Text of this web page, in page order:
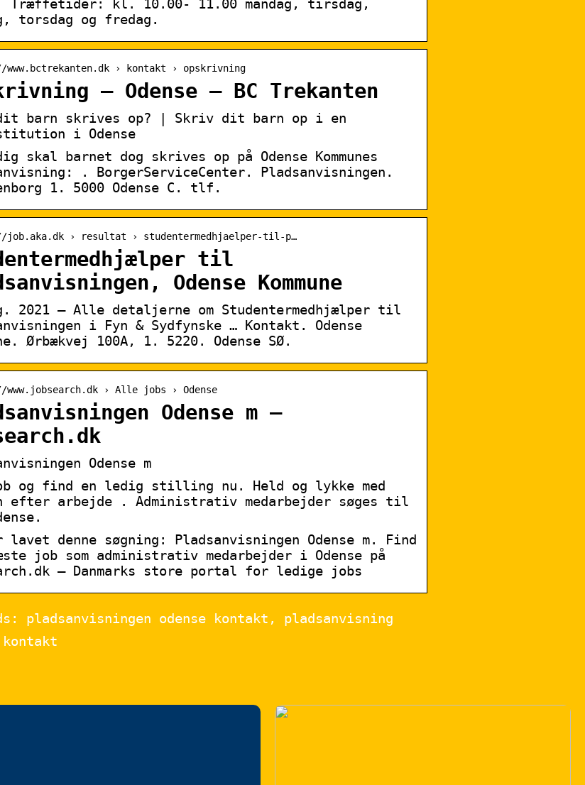
Træffetider: kl. 10.00- 11.00 mandag, tirsdag,
torsdag og fredag.
› kontakt › opskrivning
– Odense – BC Trekanten
barn skrives op? | Skriv dit barn op i en
i Odense
skal barnet dog skrives op på Odense Kommunes
​. BorgerServiceCenter. Pladsanvisningen.
1. 5000 Odense C. tlf.
› resultat › studentermedhjaelper-til-p…
til
Odense Kommune
2021 — Alle detaljerne om Studentermedhjælper til
i Fyn & Sydfynske … Kontakt. Odense
Ørbækvej 100A, 1. 5220. Odense SØ.
› Alle jobs › Odense
Odense m –
Odense m
og find en ledig stilling nu. Held og lykke med
efter arbejde . Administrativ medarbejder søges til
lavet denne søgning: Pladsanvisningen Odense m. Find
job som administrativ medarbejder i Odense på
– Danmarks store portal for ledige jobs
pladsanvisningen odense kontakt, pladsanvisning
kontakt